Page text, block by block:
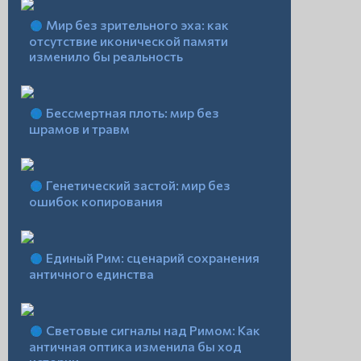
Мир без зрительного эха: как
отсутствие иконической памяти
изменило бы реальность
Бессмертная плоть: мир без
шрамов и травм
Генетический застой: мир без
ошибок копирования
Единый Рим: сценарий сохранения
античного единства
Световые сигналы над Римом: Как
античная оптика изменила бы ход